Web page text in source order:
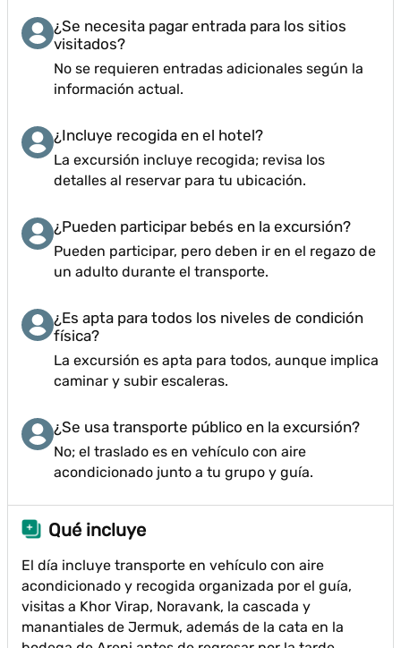
¿Se necesita pagar entrada para los sitios
visitados?
No se requieren entradas adicionales según la
información actual.
¿Incluye recogida en el hotel?
La excursión incluye recogida; revisa los
detalles al reservar para tu ubicación.
¿Pueden participar bebés en la excursión?
Pueden participar, pero deben ir en el regazo de
un adulto durante el transporte.
¿Es apta para todos los niveles de condición
física?
La excursión es apta para todos, aunque implica
caminar y subir escaleras.
¿Se usa transporte público en la excursión?
No; el traslado es en vehículo con aire
acondicionado junto a tu grupo y guía.
Qué incluye
El día incluye transporte en vehículo con aire
acondicionado y recogida organizada por el guía,
visitas a Khor Virap, Noravank, la cascada y
manantiales de Jermuk, además de la cata en la